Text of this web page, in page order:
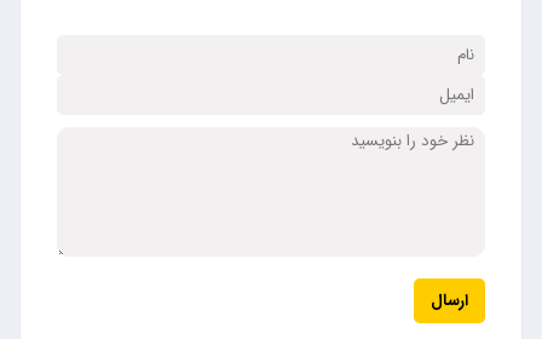
ارسال